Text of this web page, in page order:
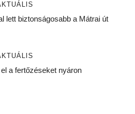
lett biztonságosabb a Mátrai út
a fertőzéseket nyáron